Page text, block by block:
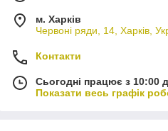
м. Харків
Червоні ряди, 14, Харків,
Контакти
Сьогодні працює з 10:00
Показати весь графік